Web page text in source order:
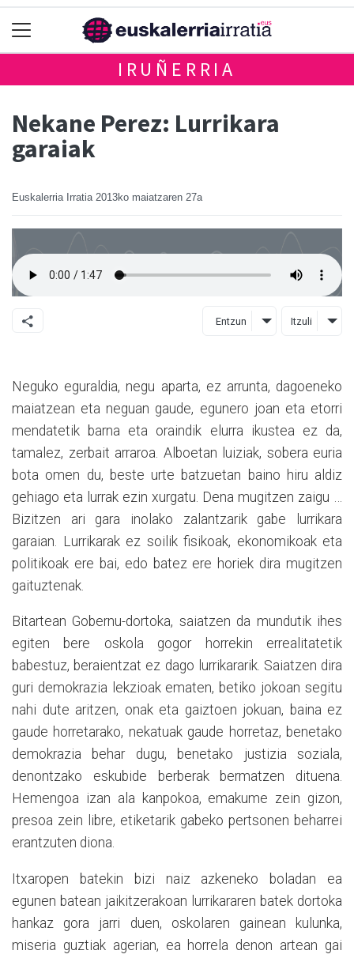
IRUÑERRIA
Nekane Perez: Lurrikara
garaiak
Euskalerria Irratia 2013ko maiatzaren 27a
Entzun Itzuli
Neguko eguraldia, negu aparta, ez arrunta, dagoeneko
maiatzean eta neguan gaude, egunero joan eta etorri
mendatetik barna eta oraindik elurra ikustea ez da,
tamalez, zerbait arraroa. Alboetan luiziak, sobera euria
bota omen du, beste urte batzuetan baino hiru aldiz
gehiago eta lurrak ezin xurgatu. Dena mugitzen zaigu …
Bizitzen ari gara inolako zalantzarik gabe lurrikara
garaian. Lurrikarak ez soilik fisikoak, ekonomikoak eta
politikoak ere bai, edo batez ere horiek dira mugitzen
gaituztenak.
Bitartean Gobernu-dortoka, saiatzen da mundutik ihes
egiten bere oskola gogor horrekin errealitatetik
babestuz, beraientzat ez dago lurrikararik. Saiatzen dira
guri demokrazia lekzioak ematen, betiko jokoan segitu
nahi dute aritzen, onak eta gaiztoen jokuan, baina ez
gaude horretarako, nekatuak gaude horretaz, benetako
demokrazia behar dugu, benetako justizia soziala,
denontzako eskubide berberak bermatzen dituena.
Hemengoa izan ala kanpokoa, emakume zein gizon,
presoa zein libre, etiketarik gabeko pertsonen beharrei
erantzuten diona.
Itxaropen batekin bizi naiz azkeneko boladan ea
egunen batean jaikitzerakoan lurrikararen batek dortoka
hankaz gora jarri duen, oskolaren gainean kulunka,
miseria guztiak agerian, ea horrela denon artean gai